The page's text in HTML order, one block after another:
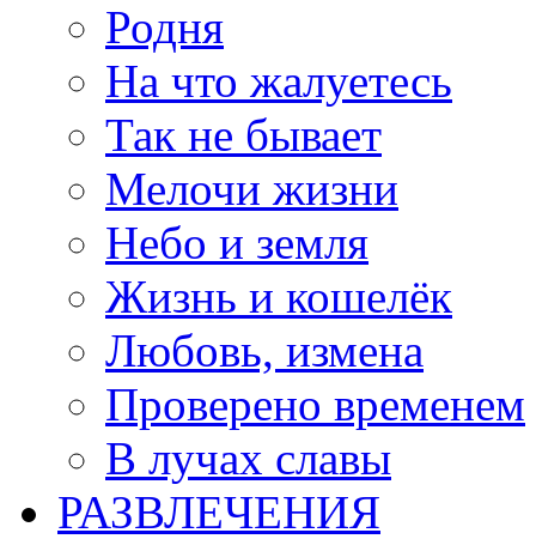
Родня
На что жалуетесь
Так не бывает
Мелочи жизни
Небо и земля
Жизнь и кошелёк
Любовь, измена
Проверено временем
В лучах славы
РАЗВЛЕЧЕНИЯ